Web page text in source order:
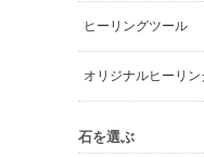
ヒーリングツール
オリジナルヒーリン
石を選ぶ